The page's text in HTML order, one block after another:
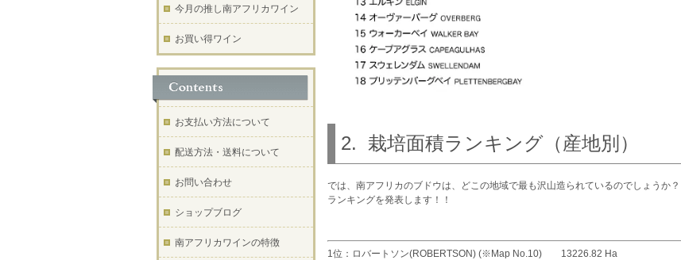
2. 栽培面積ランキング（産地別）
では、南アフリカのブドウは、どこの地域で最も沢山造られているのでしょうか？
ランキングを発表します！！
1位：ロバートソン(ROBERTSON) (※Map No.10) 13226.82 Ha
今月の推し南アフリカワイン
お買い得ワイン
お支払い方法について
配送方法・送料について
お問い合わせ
ショップブログ
南アフリカワインの特徴